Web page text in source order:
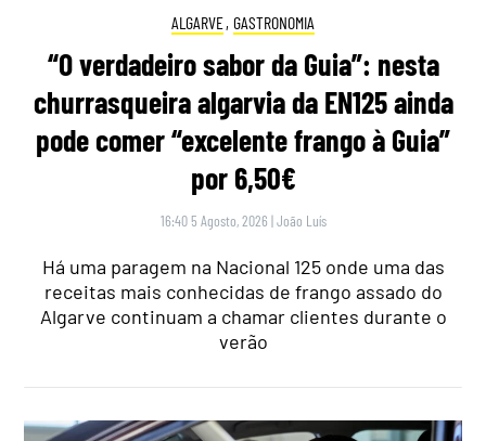
ALGARVE, GASTRONOMIA
“O verdadeiro sabor da Guia”: nesta
churrasqueira algarvia da EN125 ainda
pode comer “excelente frango à Guia”
por 6,50€
16:40 5 Agosto, 2026 |João Luís
Há uma paragem na Nacional 125 onde uma das
receitas mais conhecidas de frango assado do
Algarve continuam a chamar clientes durante o
verão